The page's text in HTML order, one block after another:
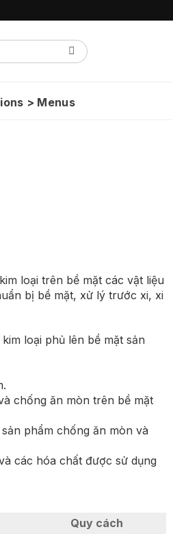
> Menus
loại trên bề mặt các vật liệu
bị bề mặt, xử lý trước xi, xi
loại phủ lên bề mặt sản
chống ăn mòn trên bề mặt
phẩm chống ăn mòn và
các hóa chất được sử dụng
Quy cách